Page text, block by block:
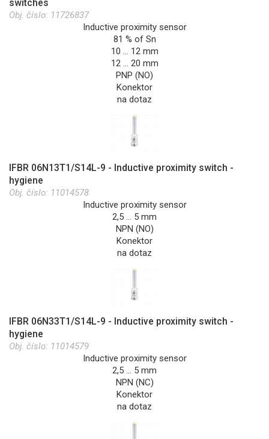
switches
Obj. číslo: 11726837
Inductive proximity sensor
81 % of Sn
10 … 12 mm
12 … 20 mm
PNP (NO)
Konektor
na dotaz
IFBR 06N13T1/S14L-9 - Inductive proximity switch -
hygiene
Obj. číslo: 11014578
Inductive proximity sensor
2,5 … 5 mm
NPN (NO)
Konektor
na dotaz
IFBR 06N33T1/S14L-9 - Inductive proximity switch -
hygiene
Obj. číslo: 11014579
Inductive proximity sensor
2,5 … 5 mm
NPN (NC)
Konektor
na dotaz